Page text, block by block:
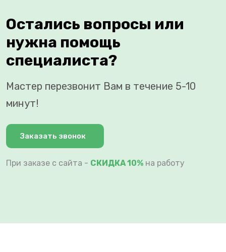
Остались вопросы или
нужна помощь
специалиста?
Мастер перезвонит Вам в течение 5-10
минут!
Заказать звонок
При заказе с сайта - СКИДКА 10% на работу